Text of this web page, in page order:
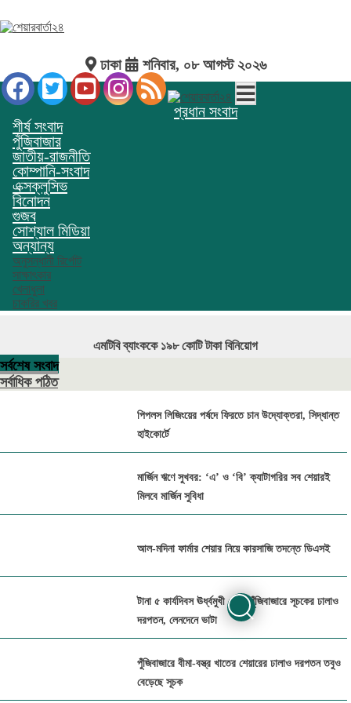
ঢাকা শনিবার, ০৮ আগস্ট ২০২৬
প্রধান সংবাদ
শীর্ষ সংবাদ
পুঁজিবাজার
জাতীয়-রাজনীতি
কোম্পানি-সংবাদ
এক্সক্লুসিভ
বিনোদন
গুজব
সোশ্যাল মিডিয়া
অন্যান্য
অনুসন্ধানী রির্পোট
সাক্ষাৎকার
খেলাধুলা
চাকরির খবর
এমটিবি ব্যাংককে ১৯৮ কোটি টাকা বিনিয়োগ
সর্বশেষ সংবাদ
সর্বাধিক পঠিত
পিপলস লিজিংয়ের পর্ষদে ফিরতে চান উদ্যোক্তরা, সিদ্ধান্ত
হাইকোর্টে
মার্জিন ঋণে সুখবর: ‘এ’ ও ‘বি’ ক্যাটাগরির সব শেয়ারই
মিলবে মার্জিন সুবিধা
আল-মদিনা ফার্মার শেয়ার নিয়ে কারসাজি তদন্তে ডিএসই
টানা ৫ কার্যদিবস ঊর্ধ্বমুখী থেকে পুঁজিবাজারে সূচকের ঢালাও
দরপতন, লেনদেনে ভাটা
পুঁজিবাজারে বীমা-বস্ত্র খাতের শেয়ারের ঢালাও দরপতন তবুও
বেড়েছে সূচক